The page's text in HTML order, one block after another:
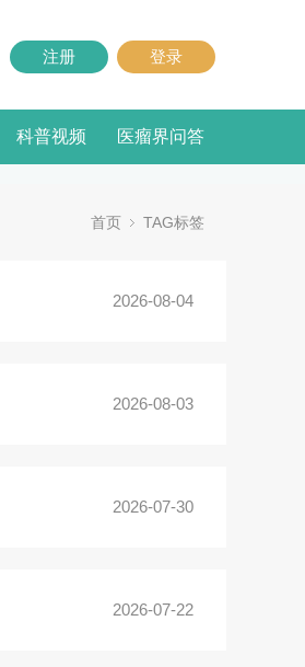
注册 登录
科普视频 医瘤界问答
首页 TAG标签
2026-08-04
2026-08-03
2026-07-30
2026-07-22